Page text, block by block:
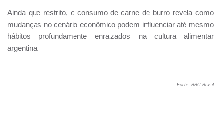
Ainda que restrito, o consumo de carne de burro revela como
mudanças no cenário econômico podem influenciar até mesmo
hábitos profundamente enraizados na cultura alimentar
argentina.
Fonte: BBC Brasil